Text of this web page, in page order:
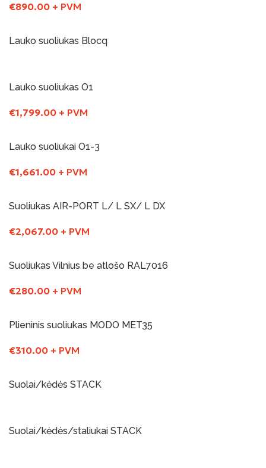
€890.00 + PVM
Lauko suoliukas Blocq
Lauko suoliukas O1
€1,799.00 + PVM
Lauko suoliukai O1-3
€1,661.00 + PVM
Suoliukas AIR-PORT L/ L SX/ L DX
€2,067.00 + PVM
Suoliukas Vilnius be atlošo RAL7016
€280.00 + PVM
Plieninis suoliukas MODO MET35
€310.00 + PVM
Suolai/kėdės STACK
Suolai/kėdės/staliukai STACK